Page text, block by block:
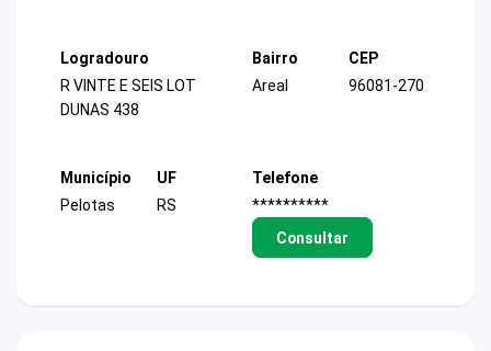
Logradouro
R VINTE E SEIS LOT
DUNAS 438
Bairro
Areal
CEP
96081-270
Município
Pelotas
UF
RS
Telefone
**********
Consultar